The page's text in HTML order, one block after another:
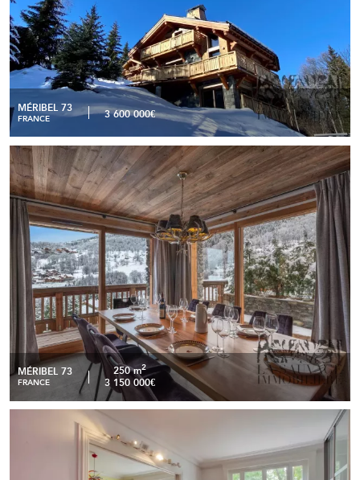
MÉRIBEL 73
FRANCE 3 600 000€
MÉRIBEL 73
FRANCE
250 m2
3 150 000€
Chalet d’exception – Méribel, Hameau du Raffort
READ MORE
Appartement traversant de 99 m2 - Paris 16ème